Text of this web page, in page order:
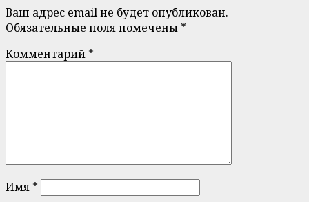
Ваш адрес email не будет опубликован.
Обязательные поля помечены *
Комментарий *
Имя *